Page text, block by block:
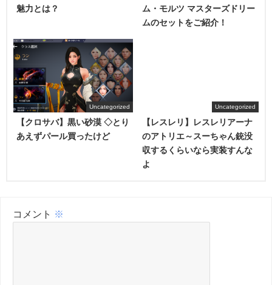
魅力とは？
ム・モルツ マスターズドリー
ムのセットをご紹介！
Uncategorized
【クロサバ】黒い砂漠 ◇とり
あえずパール買ったけど
Uncategorized
【レスレリ】レスレリアーナ
のアトリエ～スーちゃん銃没
収するくらいなら実装すんな
よ
コメント ※